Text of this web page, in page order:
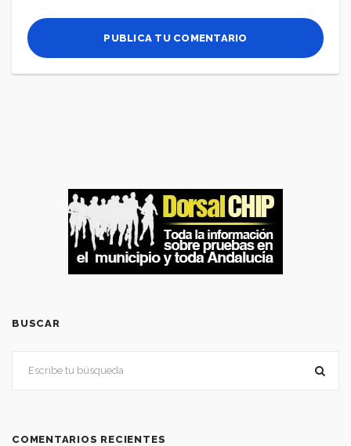
BUSCAR
COMENTARIOS RECIENTES